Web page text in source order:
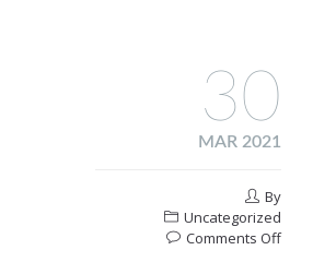
30
MAR 2021
By
Uncategorized
Comments Offon